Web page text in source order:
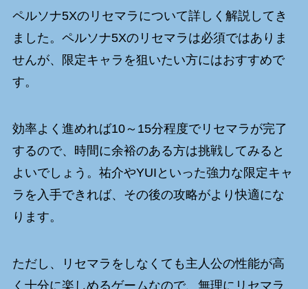
ペルソナ5Xのリセマラについて詳しく解説してき
ました。ペルソナ5Xのリセマラは必須ではありま
せんが、限定キャラを狙いたい方にはおすすめで
す。
効率よく進めれば10～15分程度でリセマラが完了
するので、時間に余裕のある方は挑戦してみると
よいでしょう。祐介やYUIといった強力な限定キャ
ラを入手できれば、その後の攻略がより快適にな
ります。
ただし、リセマラをしなくても主人公の性能が高
く十分に楽しめるゲームなので、無理にリセマラ